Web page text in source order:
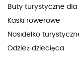
Buty turystyczne dla
Kaski rowerowe
Nosidełko
Odzież dziecięca